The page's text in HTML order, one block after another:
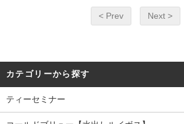
< Prev Next >
カテゴリーから探す
ティーセミナー